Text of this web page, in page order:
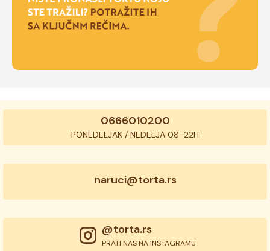
0666010200
PONEDELJAK / NEDELJA 08-22H
naruci@torta.rs
@torta.rs
PRATI NAS NA INSTAGRAMU